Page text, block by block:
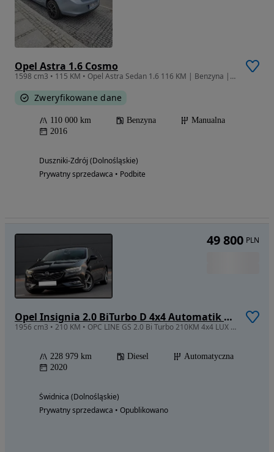
Opel Astra 1.6 Cosmo
1598 cm3 • 115 KM • Opel Astra Sedan 1.6 116 KM | Benzyna | 2016
Zweryfikowane dane
110 000 km Benzyna
Manualna
2016
Duszniki-Zdrój (Dolnośląskie)
Prywatny sprzedawca • Podbite
Opel Insignia 2.0 BiTurbo D 4x4 Automatik GSI
1956 cm3 • 210 KM • OPC LINE GS 2.0 Bi Turbo 210KM 4x4 LUX LED Kam 360 AGR Navi Alu Bose
228 979 km Diesel
Automatyczna
2020
Świdnica (Dolnośląskie)
Prywatny sprzedawca • Opublikowano
49 800 PLN